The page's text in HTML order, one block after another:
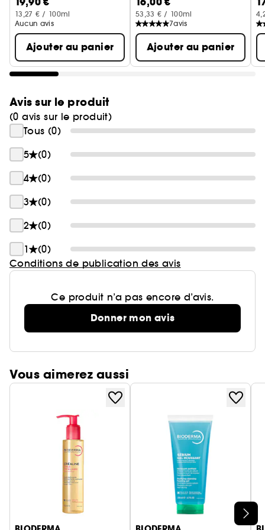
13,27 € / 100ml
Aucun avis
Ajouter au panier
53,33 € / 100ml
7avis
Ajouter au panier
Avis sur le produit
(0 avis sur le produit)
Tous (0)
5
(0)
4
(0)
3
(0)
2
(0)
1
(0)
Conditions de publication des avis
Ce produit n’a pas encore d’avis.
Donner mon avis
Vous aimerez aussi
Ignorer le carrousel produits